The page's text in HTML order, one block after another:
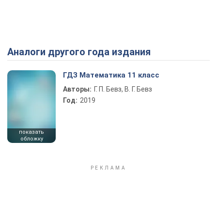
Play Video
Аналоги другого года издания
показать
обложку
ГДЗ Математика 11 класс
Авторы: Г. П. Бевз, В. Г. Бевз
Год: 2019